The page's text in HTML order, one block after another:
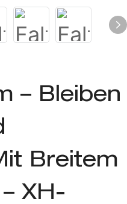
– Bleiben
Breitem
XH-